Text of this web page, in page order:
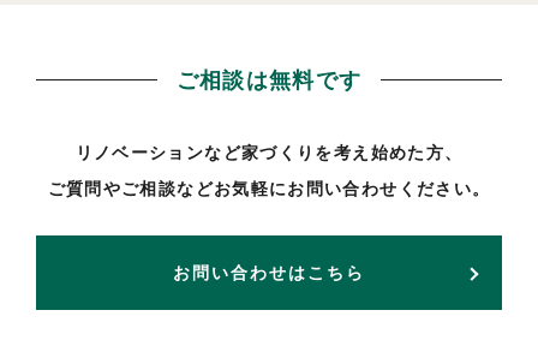
ご相談は無料です
リノベーションなど家づくりを考え始めた方、
ご質問やご相談などお気軽にお問い合わせください。
お問い合わせはこちら